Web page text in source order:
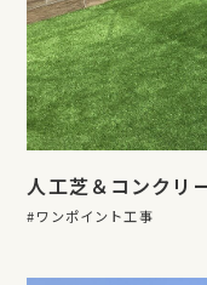
人工芝＆コンクリ
ワンポイント工事